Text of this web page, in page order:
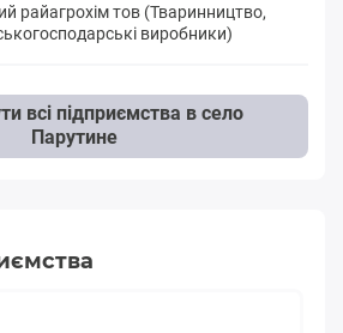
райагрохім тов (Тваринництво,
виробники)
всі підприємства в село
Парутине